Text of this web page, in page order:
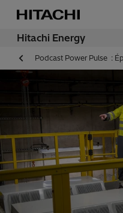
Hitachi Energy
Podcast Power Pulse :